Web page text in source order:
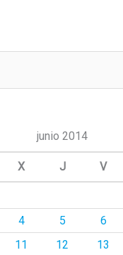
junio 2014
X J V
4 5 6
11 12 13